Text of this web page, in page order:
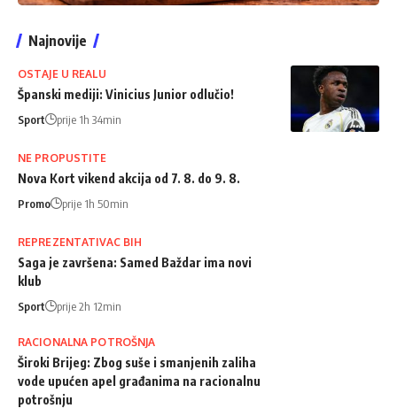
Najnovije
OSTAJE U REALU
Španski mediji: Vinicius Junior odlučio!
Sport prije 1h 34min
NE PROPUSTITE
Nova Kort vikend akcija od 7. 8. do 9. 8.
Promo prije 1h 50min
REPREZENTATIVAC BIH
Saga je završena: Samed Baždar ima novi
klub
Sport prije 2h 12min
RACIONALNA POTROŠNJA
Široki Brijeg: Zbog suše i smanjenih zaliha
vode upućen apel građanima na racionalnu
potrošnju